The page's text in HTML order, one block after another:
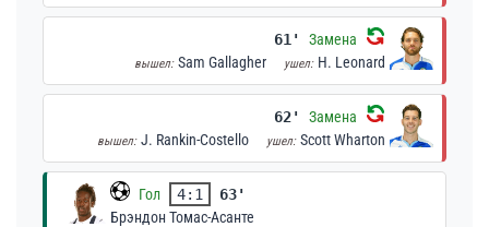
61' Замена
вышел: Sam Gallagher ушел: H. Leonard
62' Замена
вышел: J. Rankin-Costello ушел: Scott Wharton
Гол 4:1
63'
Брэндон Томас-Асанте